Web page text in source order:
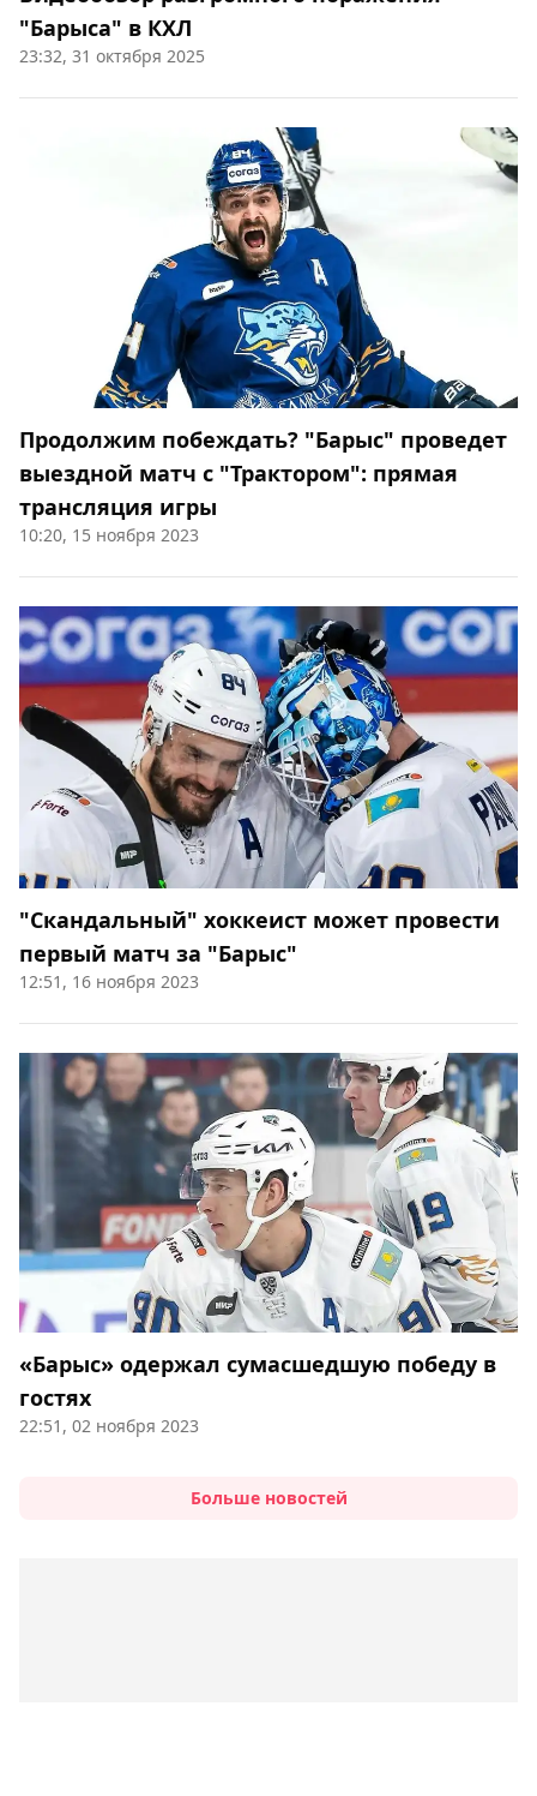
"Барыса" в КХЛ
23:32, 31 октября 2025
Продолжим побеждать? "Барыс" проведет
выездной матч с "Трактором": прямая
трансляция игры
10:20, 15 ноября 2023
"Скандальный" хоккеист может провести
первый матч за "Барыс"
12:51, 16 ноября 2023
«Барыс» одержал сумасшедшую победу в
гостях
22:51, 02 ноября 2023
Больше новостей